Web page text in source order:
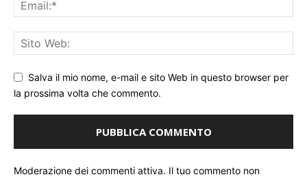
Salva il mio nome, e-mail e sito Web in questo browser per
la prossima volta che commento.
Moderazione dei commenti attiva. Il tuo commento non